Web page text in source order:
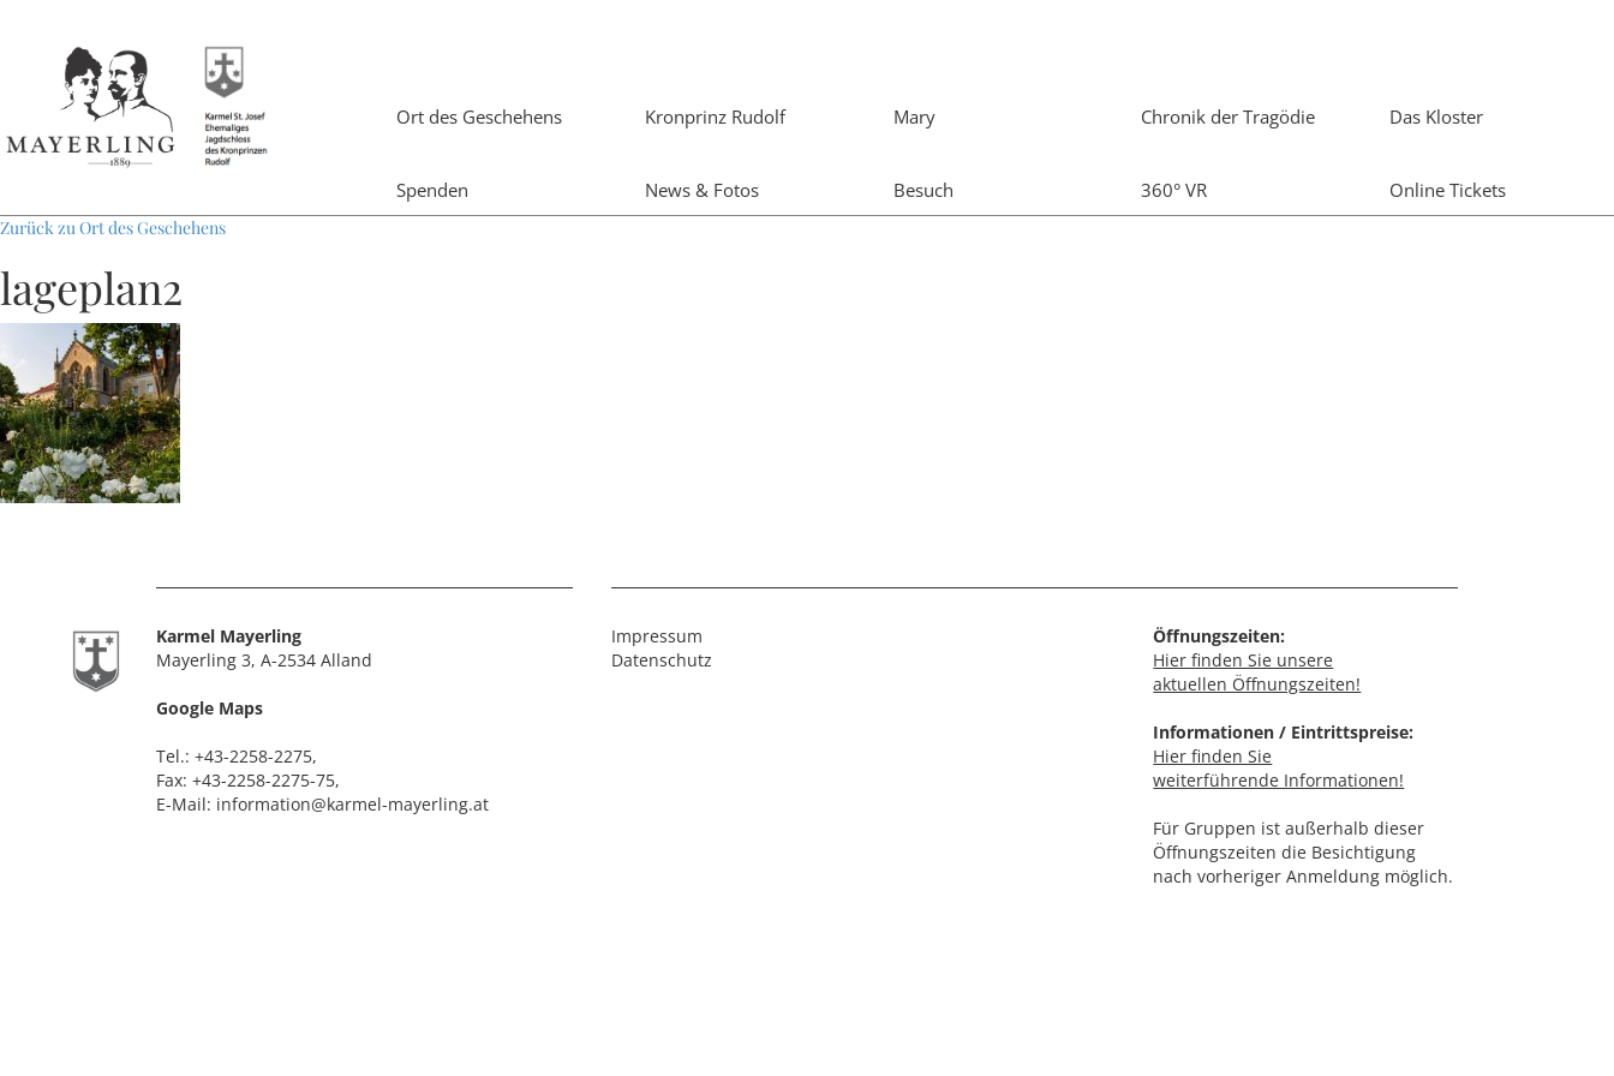
Ort des Geschehens Kronprinz Rudolf Mary Chronik der Tragödie Das Kloster
Spenden News & Fotos Besuch 360° VR Online Tickets
Zurück zu Ort des Geschehens
lageplan2
Karmel Mayerling
Mayerling 3, A-2534 Alland
Google Maps
Tel.: +43-2258-2275,
Fax: +43-2258-2275-75,
E-Mail: information@karmel-mayerling.at
Impressum
Datenschutz
Öffnungszeiten:
Hier finden Sie unsere
aktuellen Öffnungszeiten!
Informationen / Eintrittspreise:
Hier finden Sie
weiterführende Informationen!
Für Gruppen ist außerhalb dieser
Öffnungszeiten die Besichtigung
nach vorheriger Anmeldung möglich.